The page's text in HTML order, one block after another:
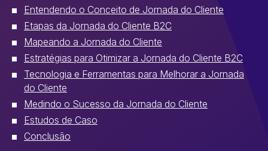
Entendendo o Conceito de Jornada do Cliente
Etapas da Jornada do Cliente B2C
Mapeando a Jornada do Cliente
Estratégias para Otimizar a Jornada do Cliente B2C
Tecnologia e Ferramentas para Melhorar a Jornada
do Cliente
Medindo o Sucesso da Jornada do Cliente
Estudos de Caso
Conclusão